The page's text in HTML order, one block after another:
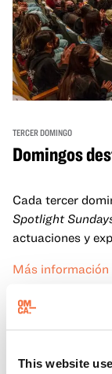
This website
TERCER DOMINGO
Domingos
Cada tercer
Spotlight
actuaciones y
Más información